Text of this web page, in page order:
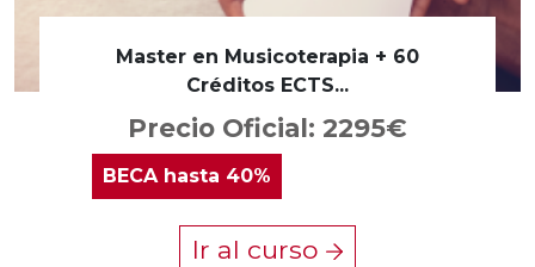
Master en Musicoterapia + 60
Créditos ECTS...
Precio Oficial: 2295€
BECA hasta 40%
Ir al curso